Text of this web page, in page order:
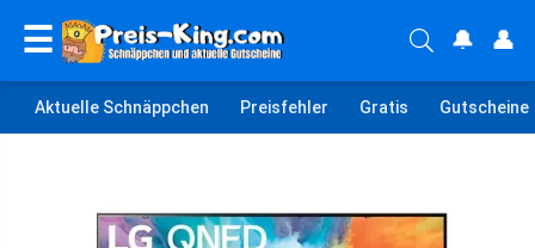
☰ 🔔 👤
Aktuelle Schnäppchen Preisfehler Gratis Gutscheine